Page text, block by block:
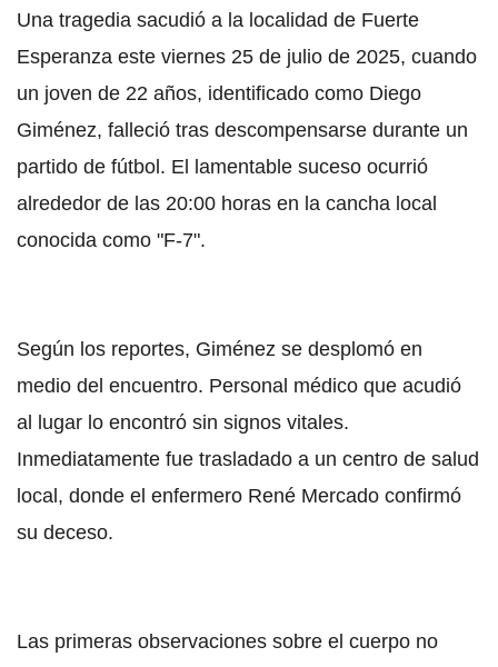
Una tragedia sacudió a la localidad de Fuerte
Esperanza este viernes 25 de julio de 2025, cuando
un joven de 22 años, identificado como Diego
Giménez, falleció tras descompensarse durante un
partido de fútbol. El lamentable suceso ocurrió
alrededor de las 20:00 horas en la cancha local
conocida como "F-7".
Según los reportes, Giménez se desplomó en
medio del encuentro. Personal médico que acudió
al lugar lo encontró sin signos vitales.
Inmediatamente fue trasladado a un centro de salud
local, donde el enfermero René Mercado confirmó
su deceso.
Las primeras observaciones sobre el cuerpo no